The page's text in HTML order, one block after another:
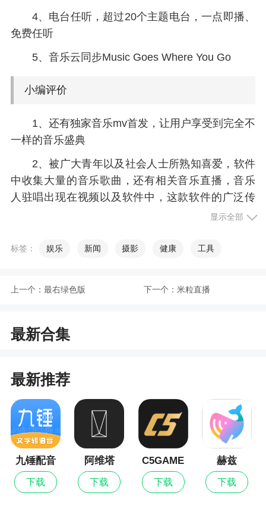
4、电台任听，超过20个主题电台，一点即播、
免费任听
5、音乐云同步Music Goes Where You Go
小编评价
1、还有独家音乐mv首发，让用户享受到完全不
一样的音乐盛典
2、被广大青年以及社会人士所熟知喜爱，软件
中收集大量的音乐歌曲，还有相关音乐直播，音乐
人驻唱出现在视频以及软件中，这款软件的广泛传
播使它更需要多个版本维持流量，需要版本数量的
3、QQ音乐千万首超品质音乐，超全曲库，你
的前10名歌手才能荣登宝座!一共有500名，但只有
4、拥有海量权的QQ音乐APP能够为大家提供
各种音乐歌曲，所有单曲都有详细的歌手、歌词以
歌、流行歌曲的排行榜推荐给大家，让你紧跟时尚
伙伴们交流互动~
更新日志
「AI助手识图推歌」万物皆可BGM，拿捏此刻
氛围感
显示全部
标签： 娱乐 新闻 摄影 健康 工具
上一个： 最右绿色版 下一个： 米粒直播
最新合集
最新推荐
九锤配音
下载
阿维塔
下载
C5GAME
下载
赫兹
下载